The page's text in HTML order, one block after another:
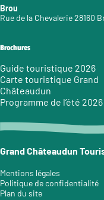
Brou
Rue de la Chevalerie 28160
Brochures
Guide touristique 2026
Carte touristique Grand
Châteaudun
Programme de l’été 2026
Grand Châteaudun
Mentions légales
Politique de confidentialité
Plan du site